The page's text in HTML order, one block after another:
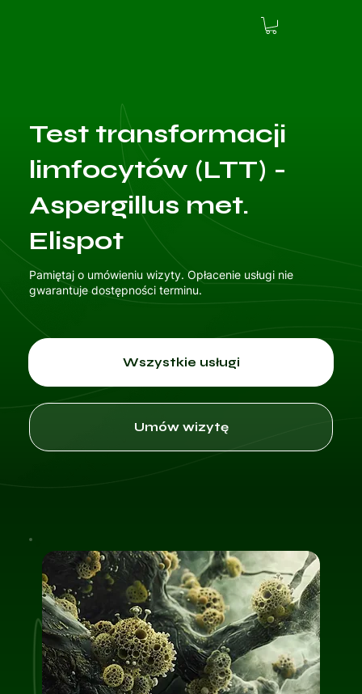
Test transformacji
limfocytów (LTT) -
Aspergillus met.
Elispot
Pamiętaj o umówieniu wizyty. Opłacenie usługi nie
gwarantuje dostępności terminu.
Wszystkie usługi
Umów wizytę